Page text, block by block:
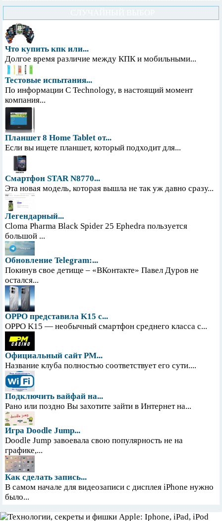
Что купить кпк или...
Долгое время различие между КПК и мобильными...
Тестовые испытания...
По информации С Technology, в настоящий момент
компания...
Планшет 8 Home Tablet от...
Если вы ищете планшет, который подходит для...
Смартфон STAR N8770...
Эта новая модель, которая вышла не так уж давно сразу...
Легендарный...
Cloma Pharma Black Spider 25 Ephedra пользуется
большой ...
Обновление Telegram:...
Покинув свое детище – «ВКонтакте» Павел Дуров не
остался...
OPPO представила K15 с...
OPPO K15 — необычный смартфон среднего класса с...
Официальный сайт PM...
Название клуба полностью соответствует его сути....
Подключить вайфай на...
Рано или поздно Вы захотите зайти в Интернет на...
Игра Doodle Jump...
Doodle Jump завоевала свою популярность не на
графике,...
Как сделать запись...
В самом начале для видеозаписи с дисплея iPhone нужно
было...